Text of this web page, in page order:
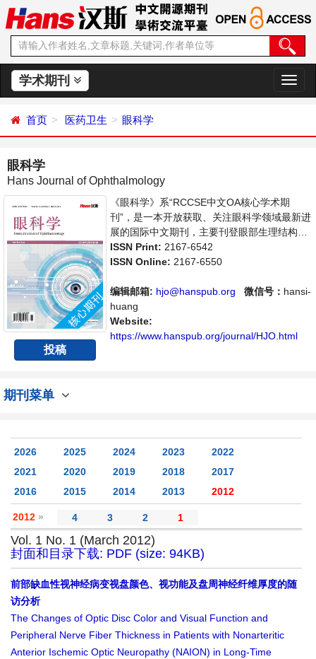
学术期刊
切
换
首页 医药卫生 眼科学
眼科学
Hans Journal of Ophthalmology
投稿
《眼科学》系“RCCSE中文OA核心学术期
刊”，是一本开放获取、关注眼科学领域最新进
展的国际中文期刊，主要刊登眼部生理结构分
析、眼部疾病的检查、病理与治疗等相关内容
的学术论文。本刊支持思想创新、学术创新，
体，旨在给世界范围内的科学家、学者、科研
人员提供一个传播、分享和讨论眼科学领域内
不同方向问题与发展的交流平台。
ISSN Print: 2167-6542
ISSN Online: 2167-6550
编辑邮箱: hjo@hanspub.org 微信号： hansi-
huang
Website:
https://www.hanspub.org/journal/HJO.html
期刊菜单
2026 2025 2024 2023
2022
2021
2020 2019 2018
2017
2016
2015 2014 2013 2012
2012 » 4 3 2 1
Vol. 1 No. 1 (March 2012)
封面和目录下载: PDF (size: 94KB)
前部缺血性视神经病变视盘颜色、视功能及盘周神经纤维厚度的随
访分析
The Changes of Optic Disc Color and Visual Function and
Peripheral Nerve Fiber Thickness in Patients with Nonarteritic
Anterior Ischemic Optic Neuropathy (NAION) in Long-Time